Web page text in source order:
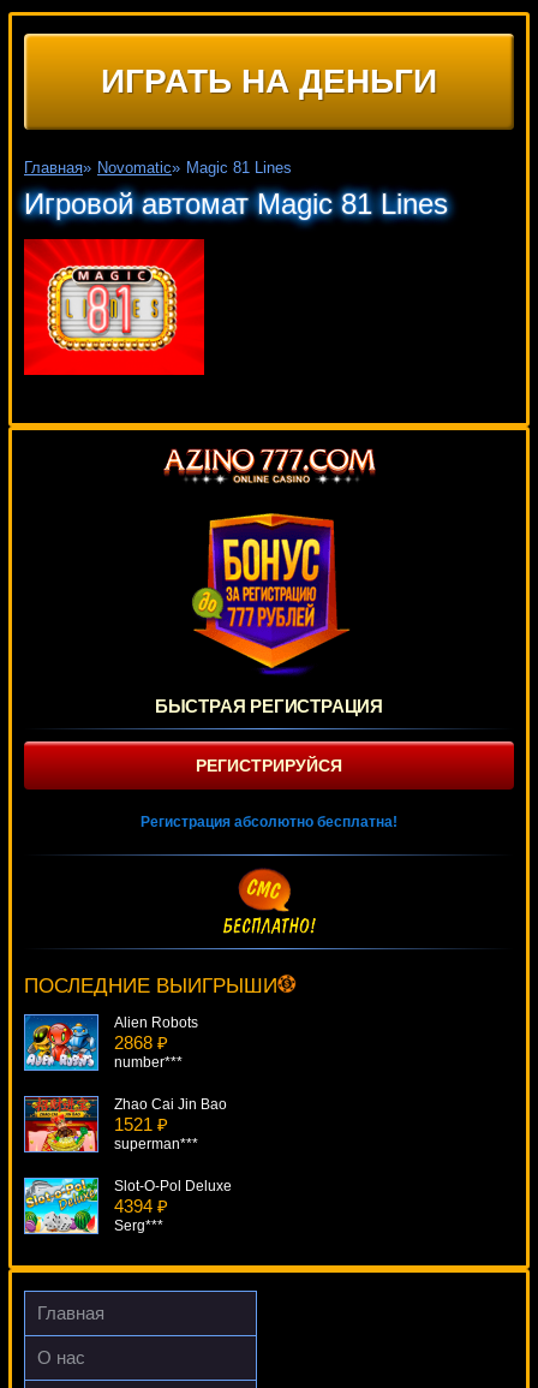
ИГРАТЬ НА ДЕНЬГИ
Главная» Novomatic» Magic 81 Lines
Игровой автомат Magic 81 Lines
БЫСТРАЯ РЕГИСТРАЦИЯ
РЕГИСТРИРУЙСЯ
Регистрация абсолютно бесплатна!
ПОСЛЕДНИЕ ВЫИГРЫШИ
tank***
Alien Robots
2868 ₽
number***
Zhao Cai Jin Bao
1521 ₽
superman***
Slot-O-Pol Deluxe
4394 ₽
Serg***
Girls With Guns - Jungle Heat
416 ₽
Главная
О нас